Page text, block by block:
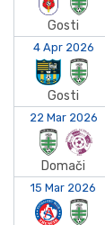
Gosti
4 Apr 2026
Gosti
22 Mar 2026
Domači
15 Mar 2026